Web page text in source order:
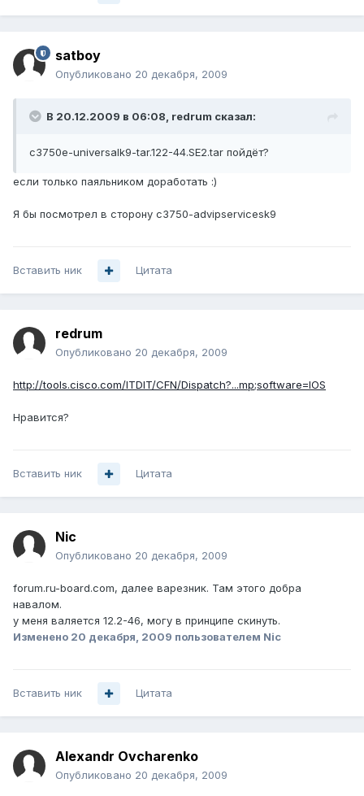
satboy
Опубликовано 20 декабря, 2009
В 20.12.2009 в 06:08, redrum сказал:
c3750e-universalk9-tar.122-44.SE2.tar пойдёт?
если только паяльником доработать :)
Я бы посмотрел в сторону c3750-advipservicesk9
Вставить ник Цитата
redrum
Опубликовано 20 декабря, 2009
http://tools.cisco.com/ITDIT/CFN/Dispatch?...mp;software=IOS
Нравится?
Вставить ник Цитата
Nic
Опубликовано 20 декабря, 2009
forum.ru-board.com, далее варезник. Там этого добра
навалом.
у меня валяется 12.2-46, могу в принципе скинуть.
Изменено 20 декабря, 2009 пользователем Nic
Вставить ник Цитата
Alexandr Ovcharenko
Опубликовано 20 декабря, 2009